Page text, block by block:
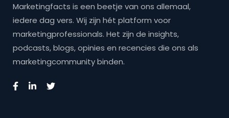
Marketingfacts is een beetje van ons allemaal,
iedere dag vers. Wij zijn hét platform voor
marketingprofessionals. Het zijn de insights,
podcasts, blogs, opinies en recencies die ons als
marketingcommunity binden.